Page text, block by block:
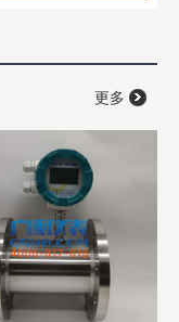
更多